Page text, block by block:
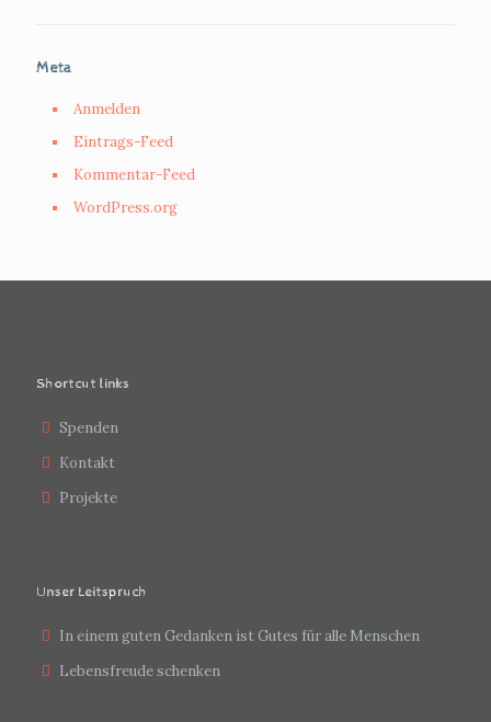
Meta
Anmelden
Eintrags-Feed
Kommentar-Feed
WordPress.org
Shortcut links
Spenden
Kontakt
Projekte
Unser Leitspruch
In einem guten Gedanken ist Gutes für alle Menschen
Lebensfreude schenken